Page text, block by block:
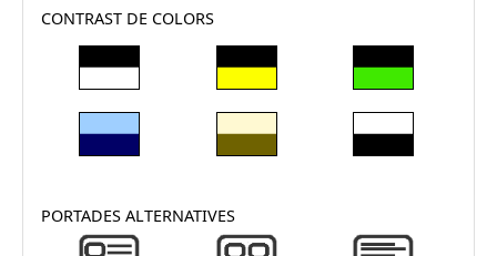
CONTRAST DE COLORS
PORTADES ALTERNATIVES